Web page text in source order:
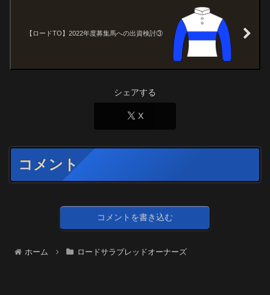
【ロードTO】2022年度募集馬への出資検討③
シェアする
X
コメント
コメントを書き込む
ホーム ロードサラブレッドオーナーズ